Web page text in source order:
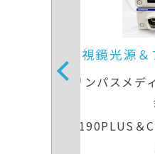
内視鏡光源
オリンパスメデ
CV-190PLUS＆